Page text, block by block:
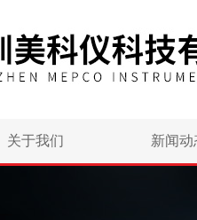
关于我们 新闻动